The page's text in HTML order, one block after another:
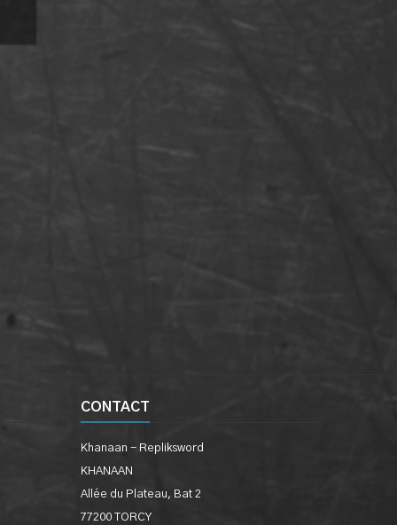
CONTACT
Khanaan - Repliksword
KHANAAN
Allée du Plateau, Bat 2
77200 TORCY